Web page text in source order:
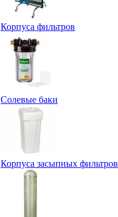
Корпуса фильтров
Солевые баки
Корпуса засыпных фильтров